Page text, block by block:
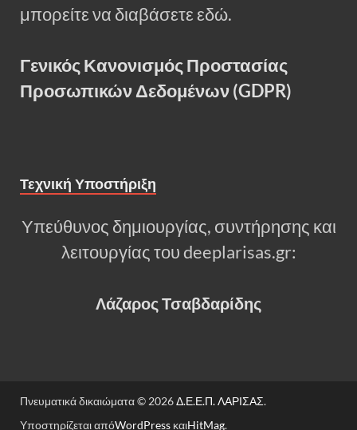
μπορείτε να διαβάσετε εδώ.
Γενικός Κανονισμός Προστασίας
Προσωπικών Δεδομένων (GDPR)
Τεχνική Υποστήριξη
Υπεύθυνος δημιουργίας, συντήρησης και
λειτουργίας του deeplarisas.gr:
Λάζαρος Τσαβδαρίδης
Πνευματικά δικαιώματα © 2026Δ.Ε.Ε.Π. ΛΑΡΙΣΑΣ.
Υποστηρίζεται απόWordPress καιHitMag.